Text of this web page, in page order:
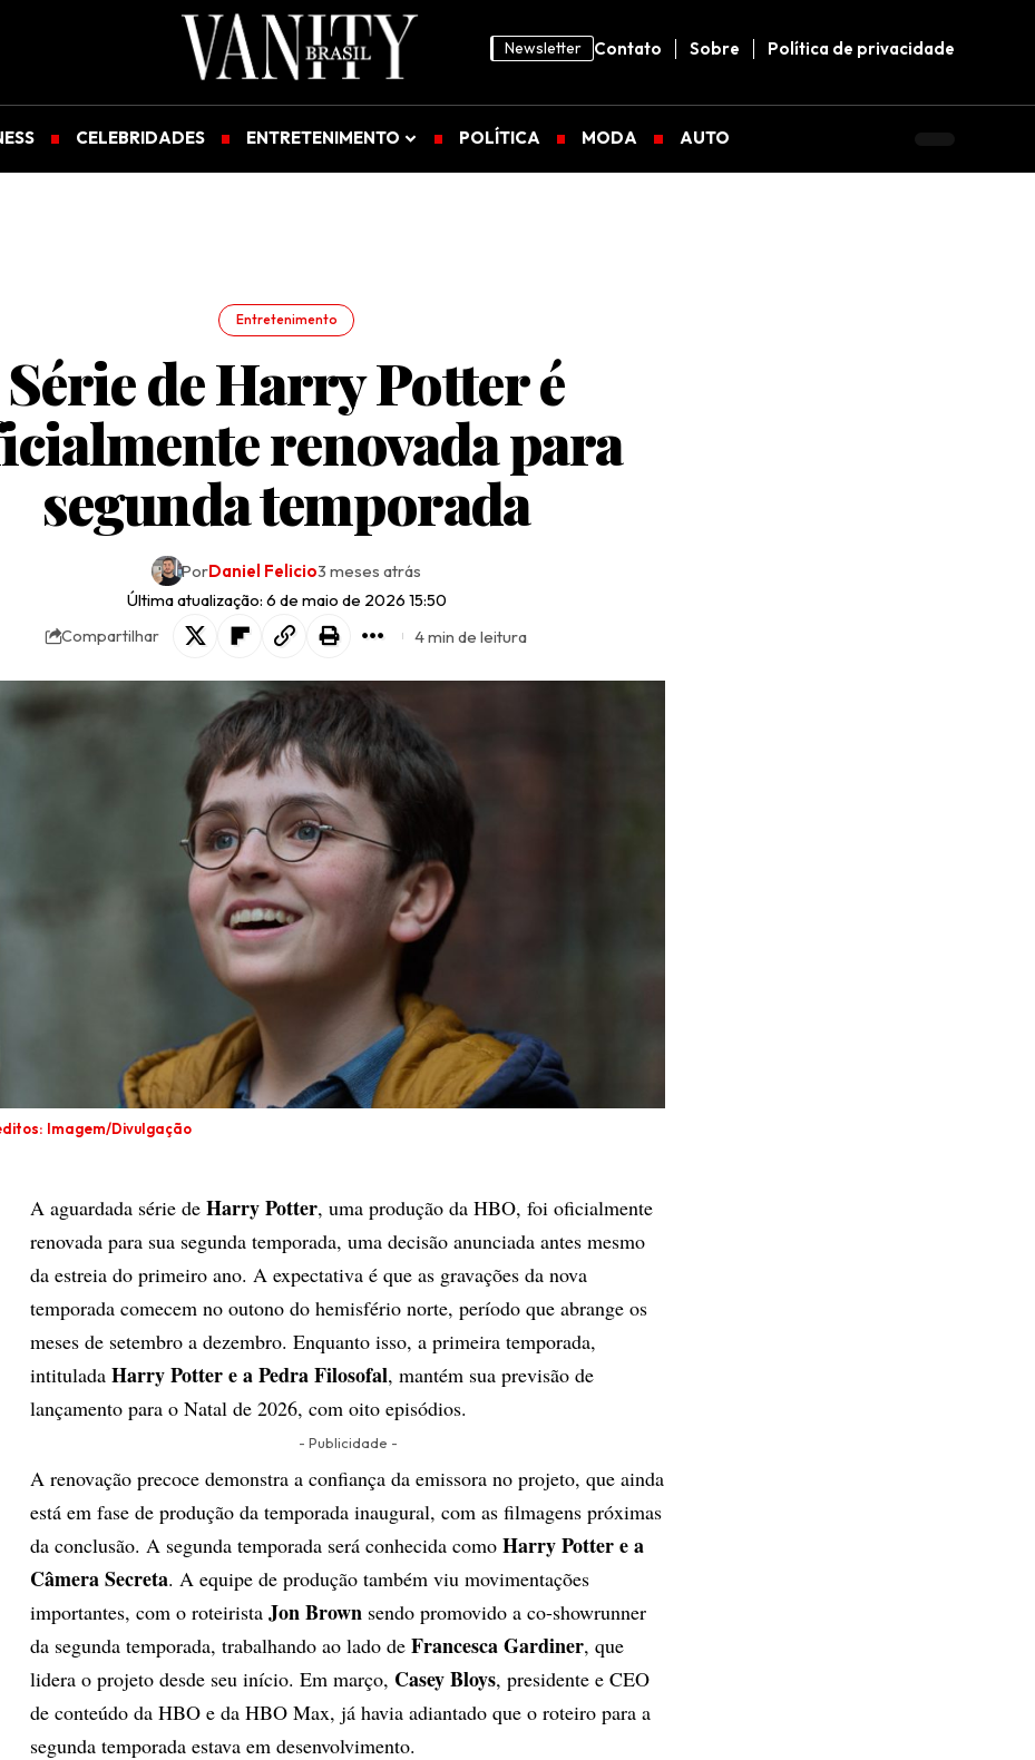
Newsletter Contato Sobre Política de privacidade
CELEBRIDADES ENTRETENIMENTO POLÍTICA MODA AUTO
Entretenimento
Série de Harry Potter é
renovada para
segunda temporada
Última atualização: 6 de maio de 2026 15:50
PorDaniel Felicio3 meses atrás
Compartilhar 4 min de leitura
Imagem/Divulgação
A aguardada série de Harry Potter, uma produção da HBO, foi oficialmente
renovada para sua segunda temporada, uma decisão anunciada antes mesmo
da estreia do primeiro ano. A expectativa é que as gravações da nova
temporada comecem no outono do hemisfério norte, período que abrange os
meses de setembro a dezembro. Enquanto isso, a primeira temporada,
intitulada Harry Potter e a Pedra Filosofal, mantém sua previsão de
lançamento para o Natal de 2026, com oito episódios.
- Publicidade -
A renovação precoce demonstra a confiança da emissora no projeto, que ainda
está em fase de produção da temporada inaugural, com as filmagens próximas
da conclusão. A segunda temporada será conhecida como Harry Potter e a
Câmera Secreta. A equipe de produção também viu movimentações
importantes, com o roteirista Jon Brown sendo promovido a co-showrunner
da segunda temporada, trabalhando ao lado de Francesca Gardiner, que
lidera o projeto desde seu início. Em março, Casey Bloys, presidente e CEO
de conteúdo da HBO e da HBO Max, já havia adiantado que o roteiro para a
segunda temporada estava em desenvolvimento.